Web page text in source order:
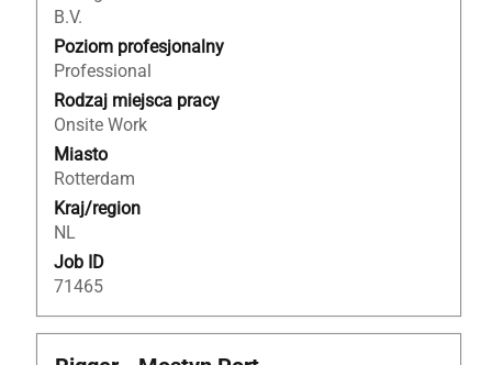
B.V.
Poziom profesjonalny
Professional
Rodzaj miejsca pracy
Onsite Work
Miasto
Rotterdam
Kraj/region
NL
Job ID
71465
aby
wyświetlić
pełną
treść
danych
oferty
pracy.